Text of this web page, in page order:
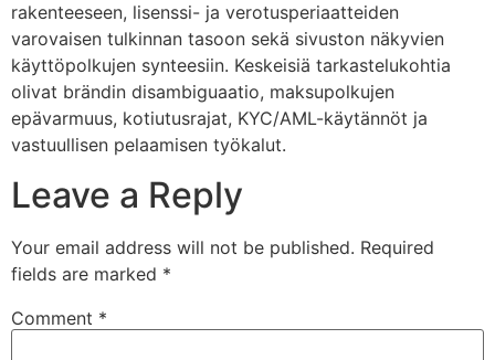
rakenteeseen, lisenssi- ja verotusperiaatteiden
varovaisen tulkinnan tasoon sekä sivuston näkyvien
käyttöpolkujen synteesiin. Keskeisiä tarkastelukohtia
olivat brändin disambiguaatio, maksupolkujen
epävarmuus, kotiutusrajat, KYC/AML-käytännöt ja
vastuullisen pelaamisen työkalut.
Leave a Reply
Your email address will not be published. Required
fields are marked *
Comment *